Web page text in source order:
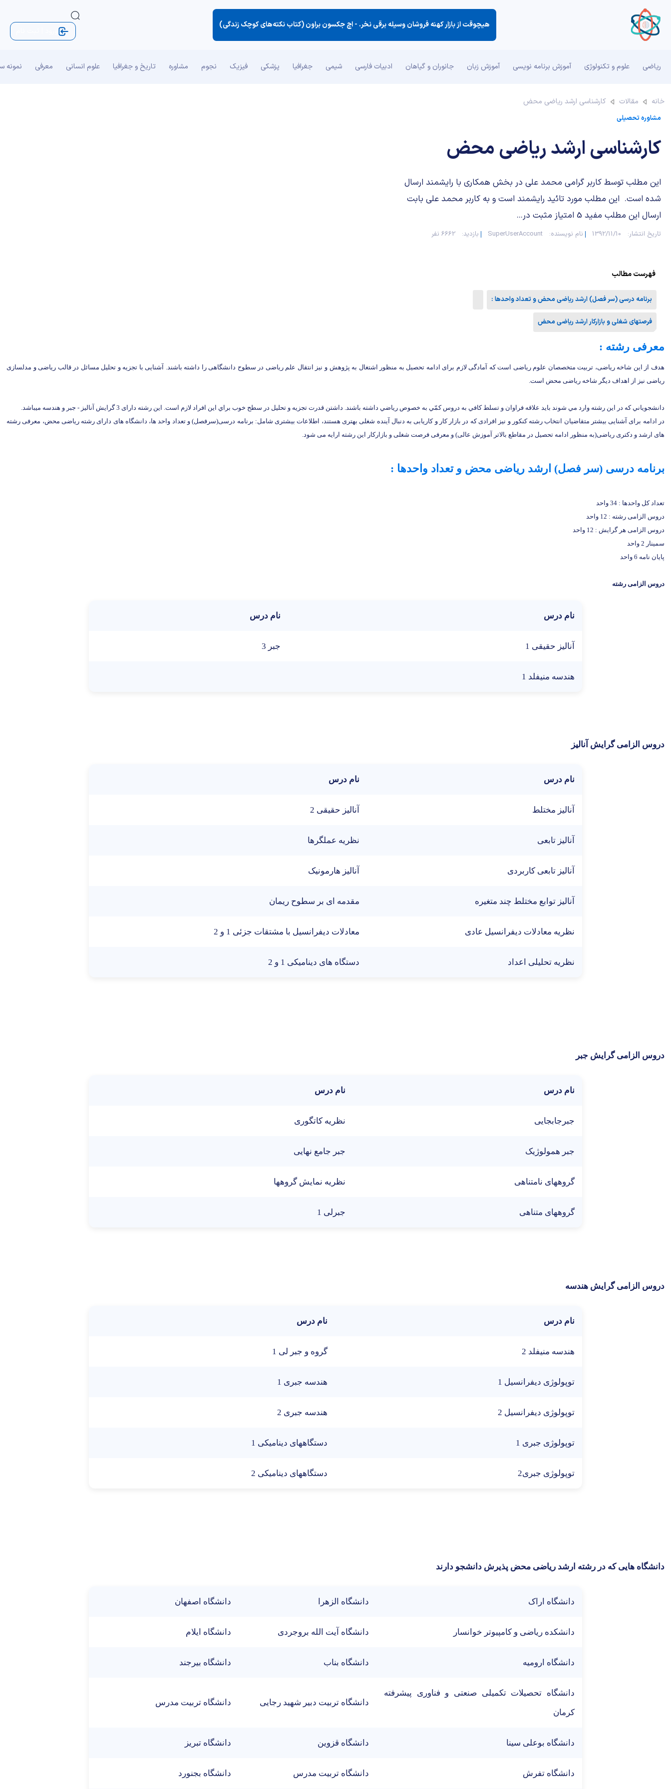
هیچوقت از بازار كهنه فروشان وسیله برقی نخر. -اچ جکسون براون (کتاب نکته‌های کوچک زندگی)
ریاضی علوم و تکنولوژی آموزش برنامه نویسی آموزش زبان جانوران و گیاهان ادبیات فارسی شیمی جغرافیا پزشکی فیزیک نجوم مشاوره تاریخ و جغرافیا علوم انسانی معرفی نمونه
خانه مقالات کارشناسی ارشد ریاضی محض
مشاوره تحصیلی
کارشناسی ارشد ریاضی محض
این مطلب توسط کاربر گرامی محمد علی در بخش همکاری با رایشمند ارسال
شده است. این مطلب مورد تائید رایشمند است و به کاربر محمد علی بابت
ارسال این مطلب مفید 5 امتیاز مثبت در...
تاریخ انتشار: 1392/11/10 نام نویسنده: SuperUserAccount بازدید: 6662 نفر
فهرست مطالب
برنامه درسی (سر فصل) ارشد ریاضی محض و تعداد واحدها :
فرصتهای شغلی و بازارکار ارشد ریاضی محض
معرفی رشته :
هدف از این شاخه ریاضی، تربیت متخصصان علوم ریاضی است که آمادگی لازم برای ادامه تحصیل به منظور اشتغال به پژوهش و نیز انتقال علم ریاضی در سطوح دانشگاهی را داشته باشند. آشنایی با تجزیه و تحلیل مسائل در قالب ریاضی و مدلسازی
ریاضی نیز از اهداف دیگر شاخه ریاضی محض است.
دانشجوياني که در اين رشته وارد مي شوند بايد علاقه فراوان و تسلط کافي به دروس کمّي به خصوص رياضي داشته باشند. داشتن قدرت تجزيه و تحليل در سطح خوب براي اين افراد لازم است. این رشته دارای 3 گرایش آنالیز - جبر و هندسه میباشد.
در ادامه برای آشنایی بیشتر متقاضیان انتخاب رشته کنکور و نیز افرادی که در بازار کار و کاریابی به دنبال آینده شغلی بهتری هستند، اطلاعات بیشتری شامل: برنامه درسی(سرفصل) و تعداد واحد ها، دانشگاه های دارای رشته ریاضی محض، معرفی رشته
های ارشد و دکتری ریاضی(به منظور ادامه تحصیل در مقاطع بالاتر آموزش عالی) و معرفی فرصت شغلی و بازارکار این رشته ارایه می شود.
برنامه درسی (سر فصل) ارشد ریاضی محض و تعداد واحدها :
تعداد کل واحدها : 34 واحد
دروس الزامی رشته : 12 واحد
دروس الزامی هر گرایش : 12 واحد
سمينار 2 واحد
پايان نامه 6 واحد
دروس الزامی رشته
نام درس نام درس
آناليز حقيقی 1 جبر 3
هندسه منيفلد 1
دروس الزامی گرایش آنالیز
نام درس نام درس
آناليز مختلط آناليز حقيقی 2
آناليز تابعی نظريه عملگرها
آناليز تابعی کاربردی آناليز هارمونيک
آناليز توابع مختلط چند متغيره مقدمه ای بر سطوح ريمان
نظريه معادلات ديفرانسيل عادی معادلات ديفرانسيل با مشتقات جزئی 1 و 2
نظريه تحليلی اعداد دستگاه های ديناميکی 1 و 2
دروس الزامی گرایش جبر
نام درس نام درس
جبرجابجایی نظریه کاتگوری
جبر همولوژیک جبر جامع نهایی
گروههای نامتناهی نظریه نمایش گروهها
گروههای متناهی جبرلی 1
دروس الزامی گرایش هندسه
نام درس نام درس
هندسه منیفلد 2 گروه و جبر لی 1
توپولوژی دیفرانسیل 1 هندسه جبری 1
توپولوژی دیفرانسیل 2 هندسه جبری 2
توپولوژی جبری 1 دستگاههای دینامیکی 1
توپولوژی جبری2 دستگاههای دینامیکی 2
دانشگاه هایی که در رشته ارشد ریاضی محض پذیرش دانشجو دارند
دانشگاه اراک دانشگاه الزهرا دانشگاه اصفهان
دانشکده ریاضی و کامپیوتر خوانسار دانشگاه آیت الله بروجردی دانشگاه ایلام
دانشگاه ارومیه دانشگاه بناب دانشگاه بیرجند
دانشگاه تحصیلات تکمیلی صنعتی و فناوری پیشرفته
کرمان
دانشگاه تربیت دبیر شهید رجایی دانشگاه تربیت مدرس
دانشگاه بوعلی سینا دانشگاه قزوین دانشگاه تبریز
دانشگاه تفرش دانشگاه تربیت مدرس دانشگاه بجنورد